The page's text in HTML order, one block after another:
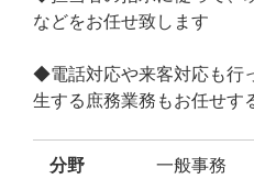
などをお任せ致します
◆電話対応や来客対応も行
生する庶務業務もお任せす
分野 一般事務